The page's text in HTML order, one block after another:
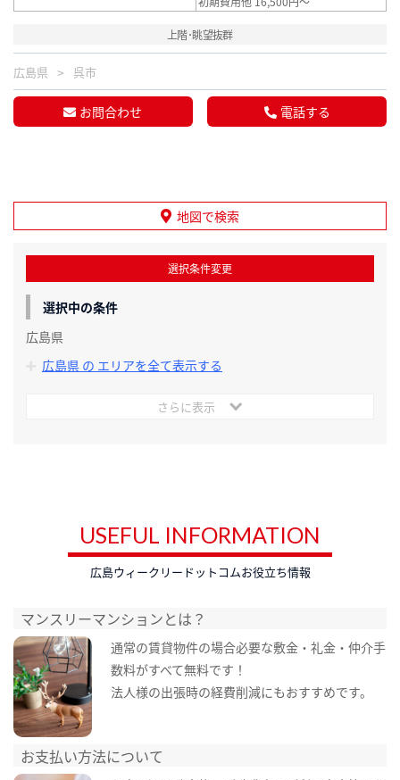
上階･眺望抜群
広島県 呉市
お問合わせ 電話する
地図で検索
選択条件変更
選択中の条件
広島県
広島県 の エリアを全て表示する
さらに表示
USEFUL INFORMATION
広島ウィークリードットコムお役立ち情報
マンスリーマンションとは？
通常の賃貸物件の場合必要な敷金・礼金・仲介手
数料がすべて無料です！
法人様の出張時の経費削減にもおすすめです。
お支払い方法について